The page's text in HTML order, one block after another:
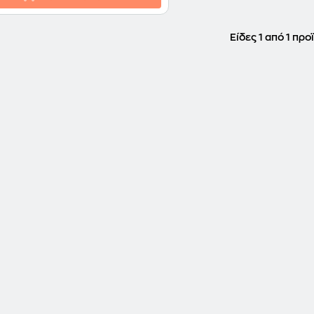
Είδες 1 από 1